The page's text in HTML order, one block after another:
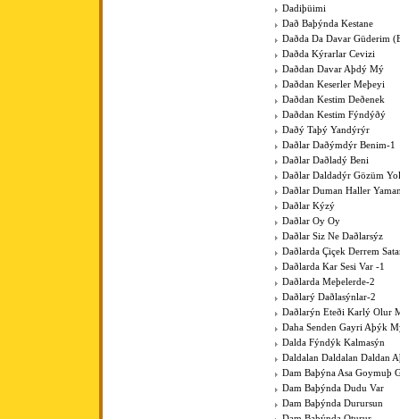
Dadiþüimi
Dað Baþýnda Kestane
Daðda Da Davar Güderim
Daðda Kýrarlar Cevizi
Daðdan Davar Aþdý Mý
Daðdan Keserler Meþeyi
Daðdan Kestim Deðenek
Daðdan Kestim Fýndýðý
Daðý Taþý Yandýrýr
Daðlar Daðýmdýr Benim-1
Daðlar Daðladý Beni
Daðlar Daldadýr Gözüm
Daðlar Duman Haller
Daðlar Kýzý
Daðlar Oy Oy
Daðlar Siz Ne Daðlarsýz
Daðlarda Çiçek Derrem
Daðlarda Kar Sesi Var -1
Daðlarda Meþelerde-2
Daðlarý Daðlasýnlar-2
Daðlarýn Eteði Karlý Olur
Daha Senden Gayri Aþýk
Dalda Fýndýk Kalmasýn
Daldalan Daldalan Daldan
Dam Baþýna Asa Goymuþ
Dam Baþýnda Dudu Var
Dam Baþýnda Durursun